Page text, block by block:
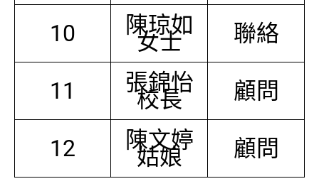
10 陳琼如
女士 聯絡
11 張錦怡
校長 顧問
12 陳文婷
姑娘 顧問